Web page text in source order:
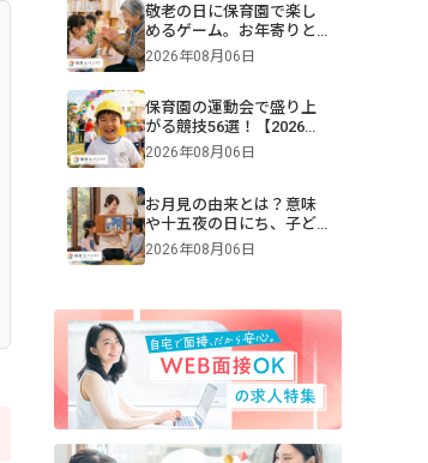
敬老の日に保育園で楽し
めるゲーム。お年寄りと
交流できる遊びや伝承遊
びのアイデア
2026年08月06日
保育園の運動会で盛り上
がる競技56選！【2026年
版】0・1・2・3・4・5歳
2026年08月06日
お月見の由来とは？意味
や十五夜の日にち、子ど
もへの伝え方【2026年最
2026年08月06日